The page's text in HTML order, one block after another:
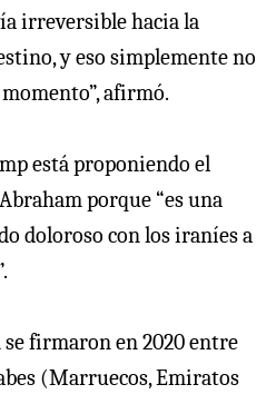
irreversible hacia la
y eso simplemente no
afirmó.
está proponiendo el
porque “es una
doloroso con los iraníes a
firmaron en 2020 entre
(Marruecos, Emiratos